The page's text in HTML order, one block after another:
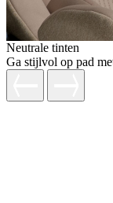
Neutrale tinten
Ga stijlvol op pad